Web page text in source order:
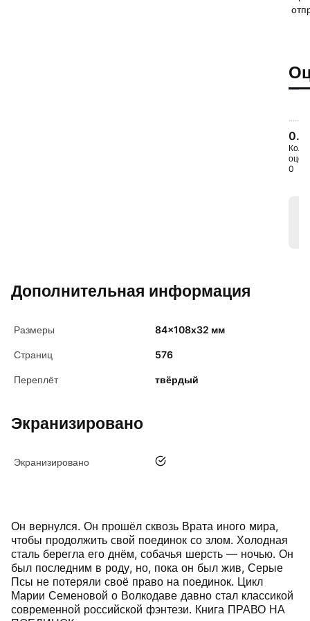
0
Дополнительная информация
Размеры 84x108х32 мм
Страниц 576
Переплёт твёрдый
Экранизировано
Экранизировано да
Он вернулся. Он прошёл сквозь Врата иного мира,
чтобы продолжить свой поединок со злом. Холодная
сталь берегла его днём, собачья шерсть — ночью. Он
был последним в роду, но, пока он был жив, Серые
Псы не потеряли своё право на поединок. Цикл
Марии Семеновой о Волкодаве давно стал классикой
современной российской фэнтези. Книга ПРАВО НА